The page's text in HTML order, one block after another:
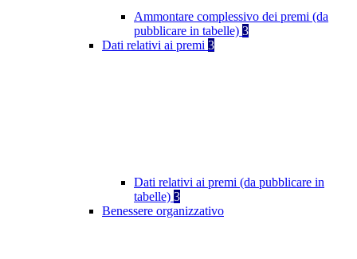
Ammontare complessivo dei premi (da
pubblicare in tabelle) 3
Dati relativi ai premi 3
Dati relativi ai premi (da pubblicare in
tabelle) 3
Benessere organizzativo